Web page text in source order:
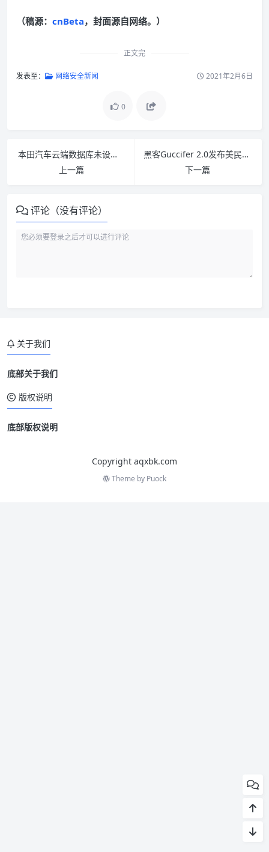
（稿源： cnBeta，封面源自网络。）
正文完
发表至： 网络安全新闻 2021年2月6日
0
本田汽车云端数据库未设密码 全球员工信息险遭泄露
上一篇
黑客Guccifer 2.0发布美民主党被黑服务器中关于希拉里的文件、再次声称与俄罗斯无关
下一篇
评论（没有评论）
关于我们
底部关于我们
版权说明
底部版权说明
Copyright aqxbk.com
Theme by Puock